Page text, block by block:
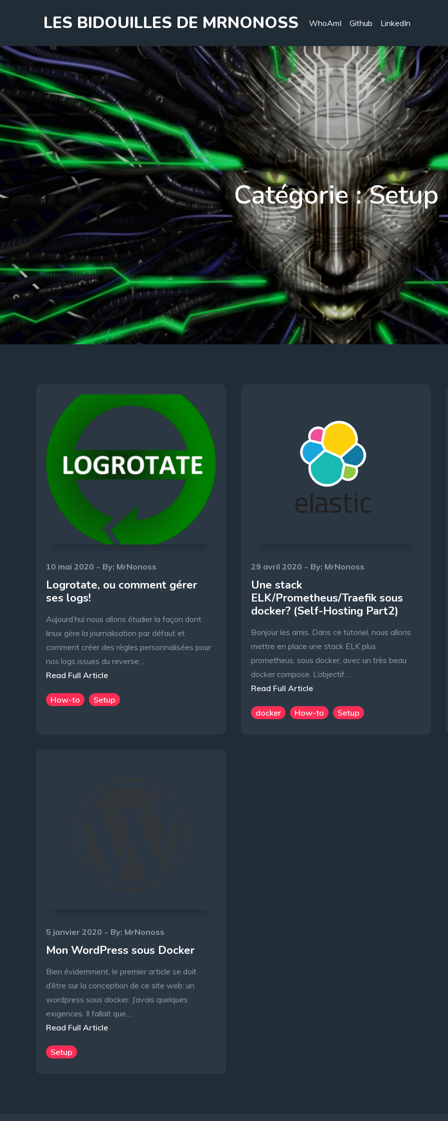
LES BIDOUILLES DE MRNONOSS WhoAmI Github LinkedIn
Catégorie :Setup
Posted
on
10 mai 2020 By: MrNonoss
Logrotate, ou comment gérer
ses logs!
Aujourd’hui nous allons étudier la façon dont
linux gère la journalisation par défaut et
comment créer des règles personnalisées pour
nos logs issues du reverse…
Read Full Article
How-to Setup
Posted
on
29 avril 2020 By: MrNonoss
Une stack
ELK/Prometheus/Traefik sous
docker? (Self-Hosting Part2)
Bonjour les amis. Dans ce tutoriel, nous allons
mettre en place une stack ELK plus
prometheus, sous docker, avec un très beau
docker compose. L’objectif…
Read Full Article
docker How-to Setup
Posted
on
5 janvier 2020 By: MrNonoss
Mon WordPress sous Docker
Bien évidemment, le premier article se doit
d’être sur la conception de ce site web: un
wordpress sous docker. J’avais quelques
exigences. Il fallait que…
Read Full Article
Setup